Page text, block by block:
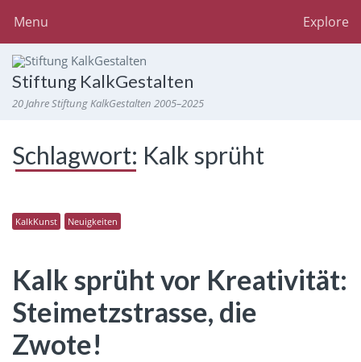
Explore
Menu
Stiftung KalkGestalten
20 Jahre Stiftung KalkGestalten 2005–2025
Schlagwort: Kalk sprüht
KalkKunst Neuigkeiten
Kalk sprüht vor Kreativität:
Steimetzstrasse, die
Zwote!